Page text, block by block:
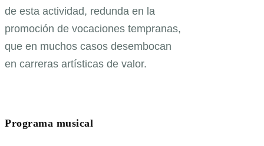
de esta actividad, redunda en la
promoción de vocaciones tempranas,
que en muchos casos desembocan
en carreras artísticas de valor.
Programa musical